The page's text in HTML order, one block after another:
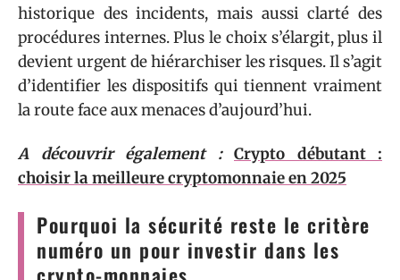
historique des incidents, mais aussi clarté des
procédures internes. Plus le choix s’élargit, plus il
devient urgent de hiérarchiser les risques. Il s’agit
d’identifier les dispositifs qui tiennent vraiment
la route face aux menaces d’aujourd’hui.
A découvrir également :
Crypto débutant :
choisir la meilleure cryptomonnaie en 2025
Pourquoi la sécurité reste le critère
numéro un pour investir dans les